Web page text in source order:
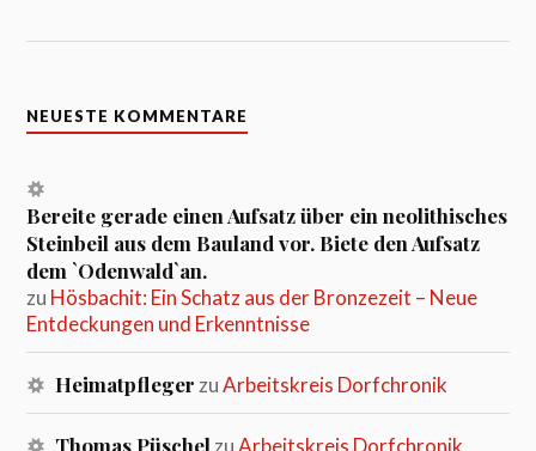
NEUESTE KOMMENTARE
Bereite gerade einen Aufsatz über ein neolithisches
Steinbeil aus dem Bauland vor. Biete den Aufsatz
dem `Odenwald`an.
zu Hösbachit: Ein Schatz aus der Bronzezeit – Neue
Entdeckungen und Erkenntnisse
Heimatpfleger zuArbeitskreis Dorfchronik
Thomas Püschel zuArbeitskreis Dorfchronik